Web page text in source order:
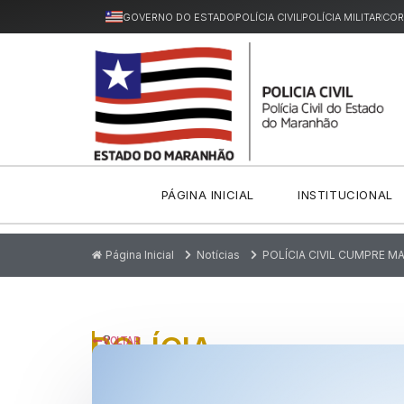
GOVERNO DO ESTADOPOLÍCIA CIVILPOLÍCIA MILITAR
PÁGINA INICIAL INSTITUCIONAL
Página Inicial Notícias POLÍCIA CIVIL CUMPRE
P
POLÍCIA
VOLTAR